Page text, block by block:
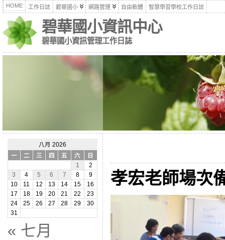
HOME 工作日誌 碧華國小 網路管理 自由軟體 智慧學習學校工作日誌
碧華國小資訊中心
碧華國小資訊管理工作日誌
八月 2026
一
二 三 四 五 六
日
1
2
3
4 5 6 7 8
9
10
11 12 13 14 15
16
17
18 19 20 21 22
23
24
25 26 27 28 29
30
31
« 七月
孝宏老師場次